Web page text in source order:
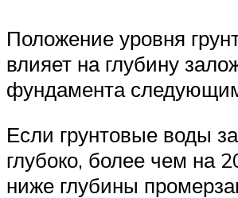
Положение уровня
влияет на глубину
фундамента
Если грунтовые воды
глубоко, более чем на
ниже глубины